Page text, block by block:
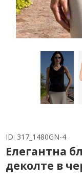
ID: 317_1480GN-4
Елегантна
деколте в